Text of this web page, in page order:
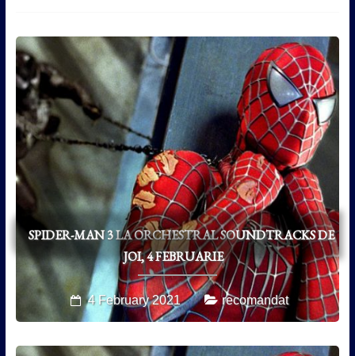
SPIDER-MAN 3 LA ORCHESTRAL SOUNDTRACKS DE
JOI, 4 FEBRUARIE
4 February 2021 recomandat